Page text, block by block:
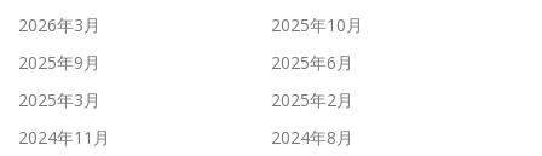
2026年3月
2025年10月
2025年9月
2025年6月
2025年3月
2025年2月
2024年11月
2024年8月